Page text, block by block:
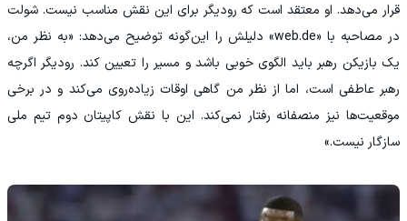
قرار می‌دهد. او معتقد است که رودیگر برای این نقش مناسب نیست. شولت
در مصاحبه با «web.de» دلیلش را این‌گونه توضیح می‌دهد: «به نظر من،
یک بازیکن رهبر باید الگوی خوبی باشد و مسیر را تعیین کند. رودیگر اگرچه
رهبر عاطفی است، اما از نظر من گاهی اوقات زیاده‌روی می‌کند و در برخی
موقعیت‌ها نیز منصفانه رفتار نمی‌کند. این با نقش کاپیتان دوم تیم ملی
سازگار نیست.»